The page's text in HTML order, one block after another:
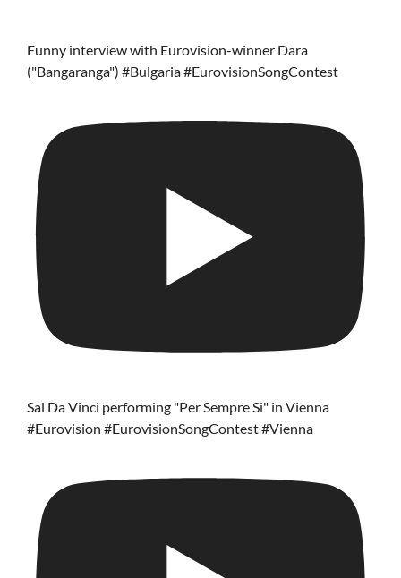
Funny interview with Eurovision-winner Dara
("Bangaranga") #Bulgaria #EurovisionSongContest
Sal Da Vinci performing "Per Sempre Si" in Vienna
#Eurovision #EurovisionSongContest #Vienna